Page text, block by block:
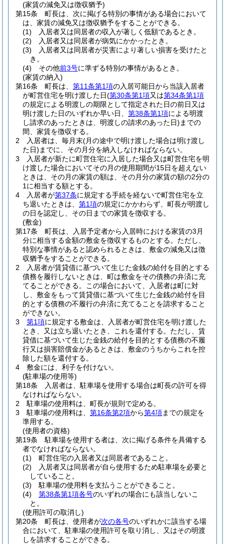
(家賃の減免又は徴収猶予)
第15条
町長は、次に掲げる特別の事情がある場合において
は、家賃の減免又は徴収猶予をすることができる。
(1)
入居者又は同居者の収入が著しく低額であるとき。
(2)
入居者又は同居者が病気にかかったとき。
(3)
入居者又は同居者が災害により著しい損害を受けたと
き。
(4)
その他前3号に準ずる特別の事情があるとき。
(家賃の納入)
第16条
町長は、 第11条第1項の入居可能日から当該入居者
が町営住宅を明け渡した日(第30条第1項又は第34条第1項
の規定による明渡しの期限として指定された日の前日又は
明け渡した日のいずれか早い日、 第38条第1項による明渡
し請求のあったときは、明渡しの請求のあった日) までの
間、家賃を徴収する。
2
入居者は、毎月末(月の途中で明け渡した場合は明け渡し
た日) までに、その月分を納入しなければならない。
3
入居者が新たに町営住宅に入居した場合又は町営住宅を明
け渡した場合においてその月の使用期間が15日を超えない
ときは、その月の家賃の額は、その月分の家賃の額の2分の
1に相当する額とする。
4
入居者が第37条に規定する手続を経ないで町営住宅を立
ち退いたときは、 第1項の規定にかかわらず、町長が明渡し
の日を認定し、その日までの家賃を徴収する。
(敷金)
第17条
町長は、入居予定者から入居時における家賃の3月
分に相当する金額の敷金を徴収するものとする。 ただし、
特別な事情があると認められるときは、敷金の減免又は徴
収猶予をすることができる。
2
入居者が賃貸借に基づいて生じた金銭の給付を目的とする
債務を履行しないときは、町は敷金をその債務の弁済に充
てることができる。
この場合において、入居者は町に対
し、敷金をもって賃貸借に基づいて生じた金銭の給付を目
的とする債務の不履行の弁済に充てることを請求すること
ができない。
3
第1項に規定する敷金は、入居者が町営住宅を明け渡した
とき、又は立ち退いたとき、これを還付する。 ただし、賃
貸借に基づいて生じた金銭の給付を目的とする債務の不履
行又は損害賠償金があるときは、敷金のうちからこれを控
除した額を還付する。
4
敷金には、利子を付けない。
(駐車場の使用等)
第18条
入居者は、駐車場を使用する場合は町長の許可を得
なければならない。
2
駐車場の使用料は、町長が規則で定める。
3
駐車場の使用料は、 第16条第2項から第4項までの規定を
準用する。
(使用者の資格)
第19条
駐車場を使用する者は、次に掲げる条件を具備する
者でなければならない。
(1)
町営住宅の入居者又は同居者であること。
(2)
入居者又は同居者が自ら使用するため駐車場を必要と
していること。
(3)
駐車場の使用料を支払うことができること。
(4)
第38条第1項各号のいずれの場合にも該当しないこ
と。
(使用許可の取消し)
第20条
町長は、使用者が次の各号のいずれかに該当する場
合において、駐車場の使用許可を取り消し、又はその明渡
しを請求することができる。